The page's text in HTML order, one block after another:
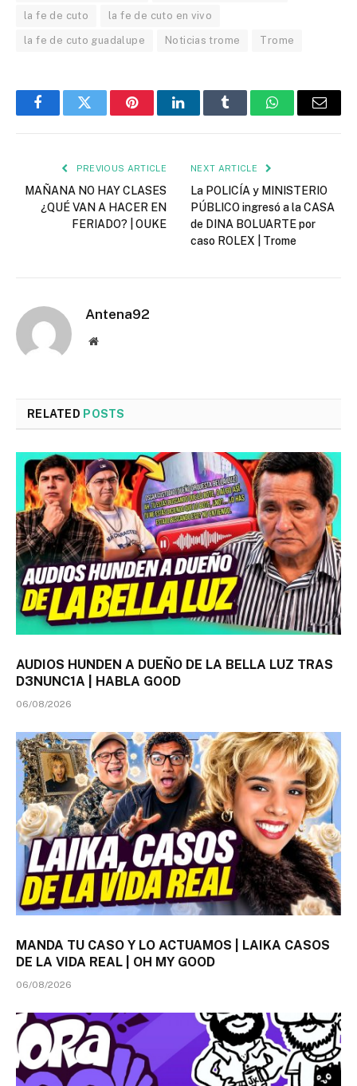
la fe de cuto la fe de cuto en vivo
la fe de cuto guadalupe Noticias trome Trome
FacebookTwitter PinterestLinkedInTumblr WhatsAppEmail
PREVIOUS ARTICLE
MAÑANA NO HAY CLASES
¿QUÉ VAN A HACER EN
FERIADO? | OUKE
NEXT ARTICLE
La POLICÍA y MINISTERIO
PÚBLICO ingresó a la CASA
de DINA BOLUARTE por
caso ROLEX | Trome
Antena92
Website
RELATED POSTS
AUDIOS HUNDEN A DUEÑO DE LA BELLA LUZ TRAS
D3NUNC1A | HABLA GOOD
06/08/2026
MANDA TU CASO Y LO ACTUAMOS | LAIKA CASOS
DE LA VIDA REAL | OH MY GOOD
06/08/2026